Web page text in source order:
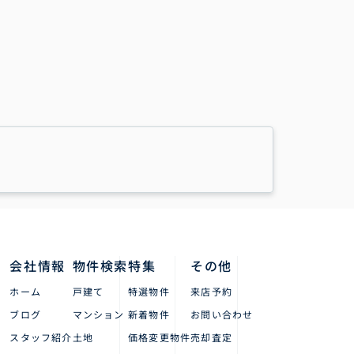
会社情報
ホーム
ブログ
スタッフ紹介
物件検索
戸建て
マンション
土地
特集
特選物件
新着物件
価格変更物件
その他
来店予約
お問い合わせ
売却査定